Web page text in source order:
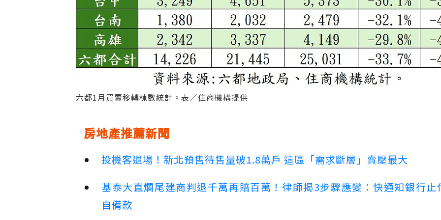
六都1月買賣移轉棟數統計。表／住商機構提供
房地產推薦新聞
投機客退場！新北預售待售量破1.8萬戶 這區「需求斷層」賣壓最大
基泰大直爛尾建商判退千萬再賠百萬！律師揭3步驟應變：快通知銀行止
自備款